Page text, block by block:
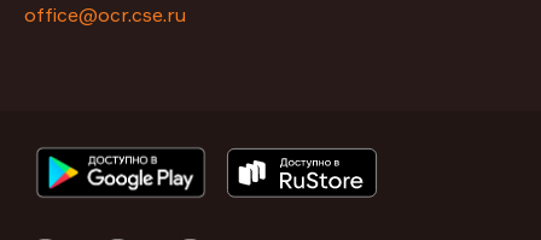
office@ocr.cse.ru